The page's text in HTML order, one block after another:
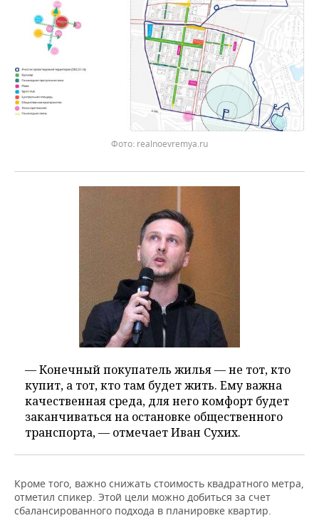
realnoevremya.ru
— Конечный покупатель жилья — не тот, кто
купит, а тот, кто там будет жить. Ему важна
качественная среда, для него комфорт будет
заканчиваться на остановке общественного
транспорта, — отмечает Иван Сухих.
Кроме того, важно снижать стоимость квадратного метра,
отметил спикер. Этой цели можно добиться за счет
сбалансированного подхода в планировке квартир.